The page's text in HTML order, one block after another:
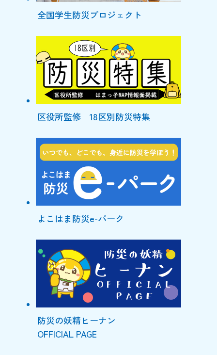
全国学生防災プロジェクト
区役所監修 18区別防災特集
よこはま防災e-パーク
防災の妖精ヒーナン
OFFICIAL PAGE